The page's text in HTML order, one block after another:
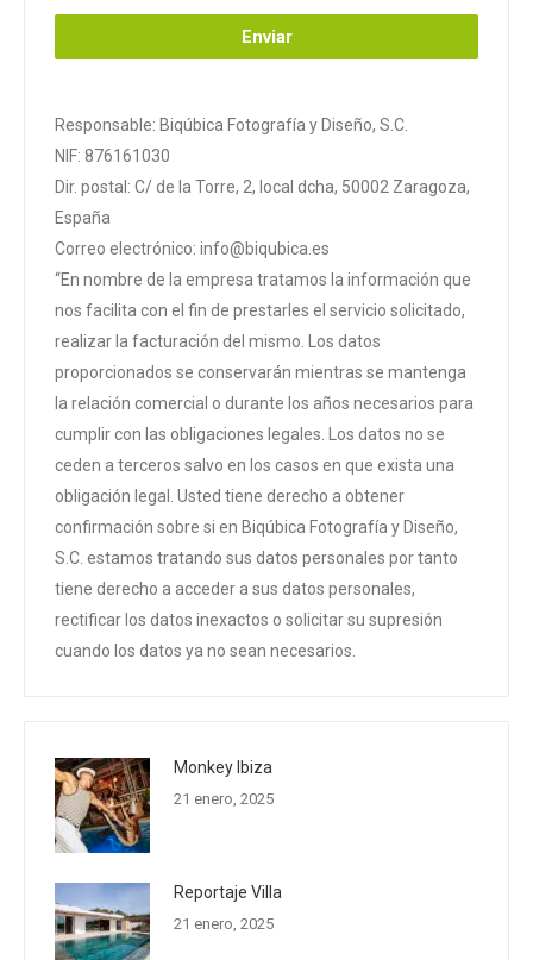
Responsable: Biqúbica Fotografía y Diseño, S.C.
NIF: 876161030
Dir. postal: C/ de la Torre, 2, local dcha, 50002 Zaragoza,
España
Correo electrónico: info@biqubica.es
“En nombre de la empresa tratamos la información que
nos facilita con el fin de prestarles el servicio solicitado,
realizar la facturación del mismo. Los datos
proporcionados se conservarán mientras se mantenga
la relación comercial o durante los años necesarios para
cumplir con las obligaciones legales. Los datos no se
ceden a terceros salvo en los casos en que exista una
obligación legal. Usted tiene derecho a obtener
confirmación sobre si en Biqúbica Fotografía y Diseño,
S.C. estamos tratando sus datos personales por tanto
tiene derecho a acceder a sus datos personales,
rectificar los datos inexactos o solicitar su supresión
cuando los datos ya no sean necesarios.
Monkey Ibiza
21 enero, 2025
Reportaje Villa
21 enero, 2025